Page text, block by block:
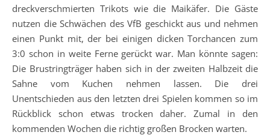
dreckverschmierten Trikots wie die Maikäfer. Die Gäste
nutzen die Schwächen des VfB geschickt aus und nehmen
einen Punkt mit, der bei einigen dicken Torchancen zum
3:0 schon in weite Ferne gerückt war. Man könnte sagen:
Die Brustringträger haben sich in der zweiten Halbzeit die
Sahne vom Kuchen nehmen lassen. Die drei
Unentschieden aus den letzten drei Spielen kommen so im
Rückblick schon etwas trocken daher. Zumal in den
kommenden Wochen die richtig großen Brocken warten.